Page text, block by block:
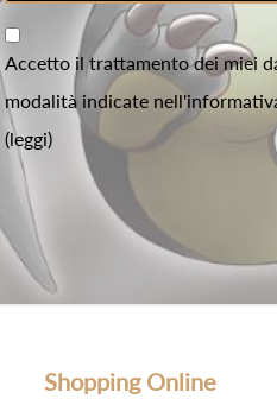
Accetto il trattamento dei miei
modalità indicate
(leggi)
Shopping Online